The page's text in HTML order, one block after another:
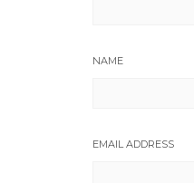
NAME
EMAIL ADDRESS